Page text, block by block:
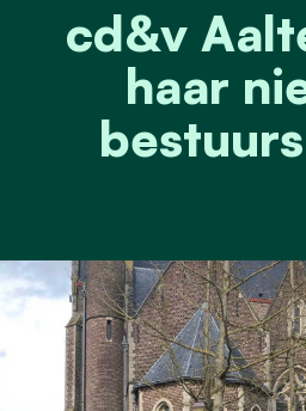
cd&v
haar